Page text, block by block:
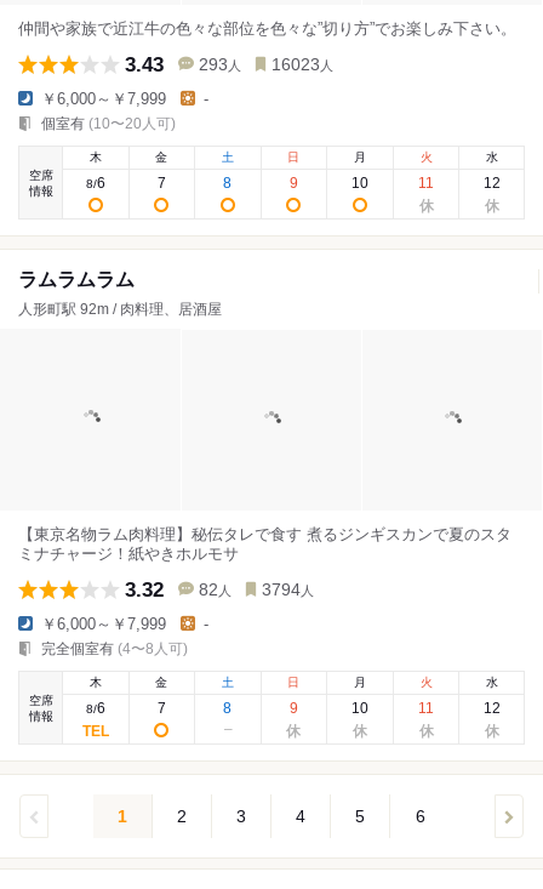
仲間や家族で近江牛の色々な部位を色々な”切り方”でお楽しみ下さい。
3.43 293 人 16023 人
￥6,000～￥7,999 -
個室有 (10〜20人可)
空席
情報
木
8/6
金
7
土
8
日
9
月
10
火
11
水
12
ラムラムラム
人形町駅 92m / 肉料理、居酒屋
【東京名物ラム肉料理】秘伝タレで食す 煮るジンギスカンで夏のスタ
ミナチャージ！紙やきホルモサ
3.32 82 人 3794 人
￥6,000～￥7,999 -
完全個室有 (4〜8人可)
空席
情報
木
8/6
金
7
土
8
日
9
月
10
火
11
水
12
1 2 3 4 5 6